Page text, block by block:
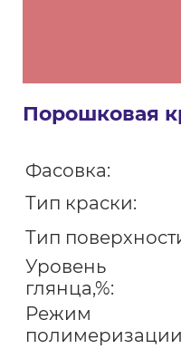
Порошковая
Фасовка:
Тип краски:
Тип
Уровень
глянца,%:
Режим